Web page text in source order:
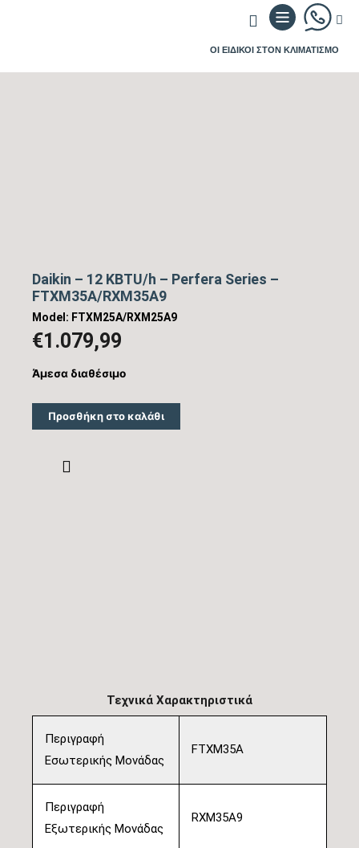
ΟΙ ΕΙΔΙΚΟΙ ΣΤΟΝ ΚΛΙΜΑΤΙΣΜΟ
Daikin – 12 KBTU/h – Perfera Series –
FTXM35A/RXM35A9
Model: FTXM25A/RXM25A9
€1.079,99
Άμεσα διαθέσιμο
Προσθήκη στο καλάθι
Τεχνικά Χαρακτηριστικά
Περιγραφή
Εσωτερικής Μονάδας
FTXM35A
Περιγραφή
Εξωτερικής Μονάδας
RXM35A9